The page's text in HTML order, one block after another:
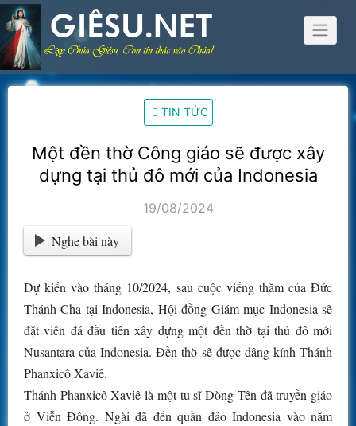
Skip
to
content
TIN TỨC
Một đền thờ Công giáo sẽ được xây
dựng tại thủ đô mới của Indonesia
19/08/2024
Nghe bài này
Dự kiến vào tháng 10/2024, sau cuộc viếng thăm của Đức
Thánh Cha tại Indonesia, Hội đồng Giám mục Indonesia sẽ
đặt viên đá đầu tiên xây dựng một đền thờ tại thủ đô mới
Nusantara của Indonesia. Đền thờ sẽ được dâng kính Thánh
Phanxicô Xaviê.
Thánh Phanxicô Xaviê là một tu sĩ Dòng Tên đã truyền giáo
ở Viễn Đông. Ngài đã đến quần đảo Indonesia vào năm